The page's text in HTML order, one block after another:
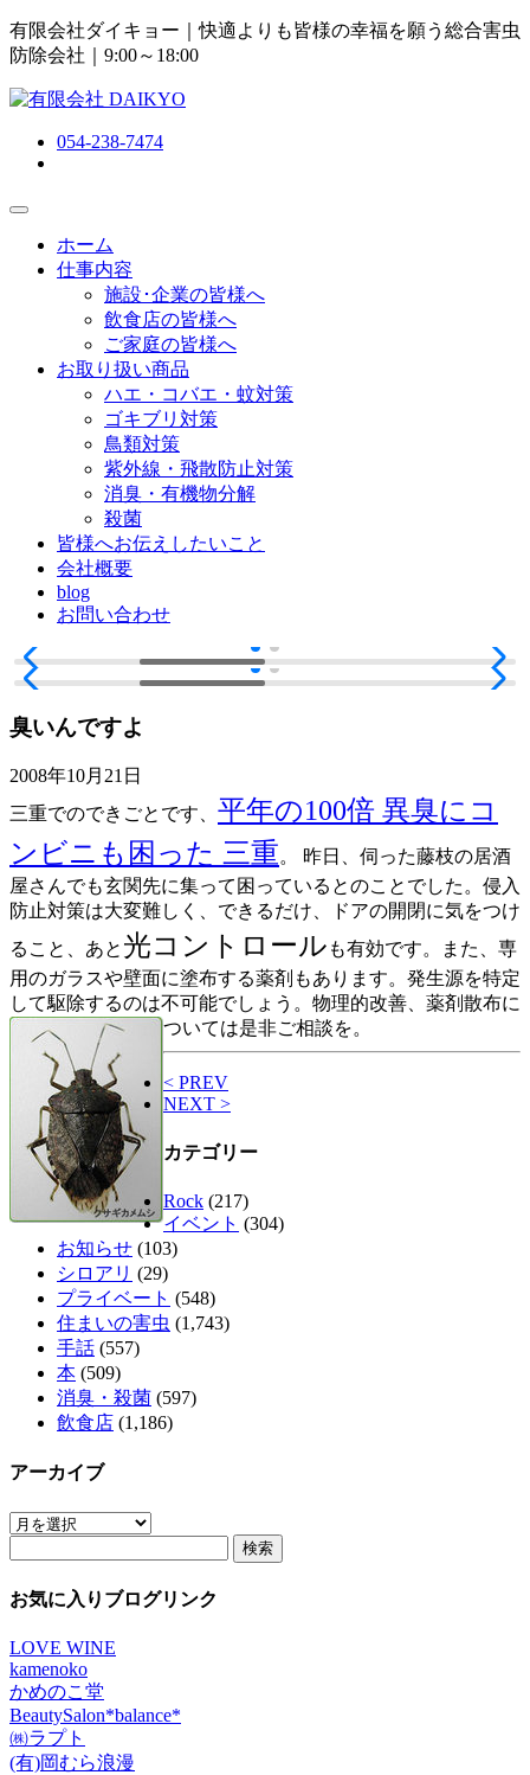
有限会社ダイキョー｜快適よりも皆様の幸福を願う総合害虫
防除会社 ｜9:00～18:00
054-238-7474
ホーム
仕事内容
施設･企業の皆様へ
飲食店の皆様へ
ご家庭の皆様へ
お取り扱い商品
ハエ・コバエ・蚊対策
ゴキブリ対策
鳥類対策
紫外線・飛散防止対策
消臭・有機物分解
殺菌
皆様へお伝えしたいこと
会社概要
blog
お問い合わせ
臭いんですよ
2008年10月21日
三重でのできごとです、 平年の100倍 異臭にコ
ンビニも困った 三重。 昨日、伺った藤枝の居酒
屋さんでも玄関先に集って困っているとのことでした。侵入
防止対策は大変難しく、できるだけ、ドアの開閉に気をつけ
ること、あと 光コントロール も有効です。また、専
用のガラスや壁面に塗布する薬剤もあります。発生源を特定
して駆除するのは不可能でしょう。物理的改善、薬剤散布に
ついては是非ご相談を。
< PREV
NEXT >
カテゴリー
Rock (217)
イベント (304)
お知らせ (103)
シロアリ (29)
プライベート (548)
住まいの害虫 (1,743)
手話 (557)
本 (509)
消臭・殺菌 (597)
飲食店 (1,186)
アーカイブ
ア
イ
お気に入りブログリンク
LOVE WINE
kamenoko
かめのこ堂
BeautySalon*balance*
㈱ラプト
(有)岡むら浪漫